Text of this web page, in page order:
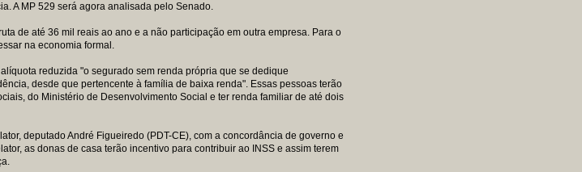
A MP 529 será agora analisada pelo Senado.
de até 36 mil reais ao ano e a não participação em outra empresa. Para o
na economia formal.
reduzida "o segurado sem renda própria que se dedique
desde que pertencente à família de baixa renda". Essas pessoas terão
do Ministério de Desenvolvimento Social e ter renda familiar de até dois
deputado André Figueiredo (PDT-CE), com a concordância de governo e
as donas de casa terão incentivo para contribuir ao INSS e assim terem